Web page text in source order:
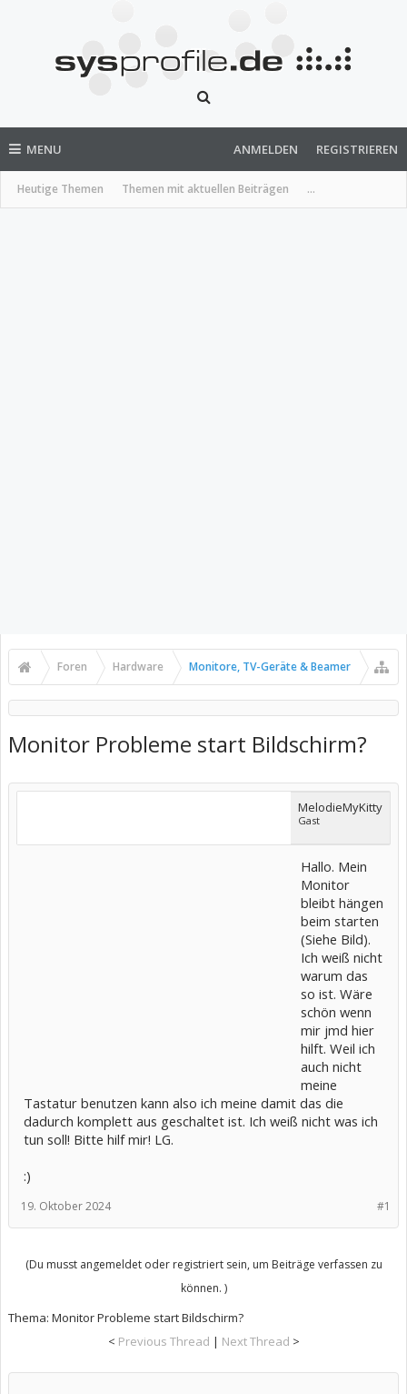
MENU
Heutige Themen Themen mit aktuellen Beiträgen ...
ANMELDEN REGISTRIEREN
Foren Hardware Monitore, TV-Geräte & Beamer
Monitor Probleme start Bildschirm?
MelodieMyKitty
Gast
Hallo. Mein
Monitor
bleibt hängen
beim starten
(Siehe Bild).
Ich weiß nicht
warum das
so ist. Wäre
schön wenn
mir jmd hier
hilft. Weil ich
auch nicht
meine
Tastatur benutzen kann also ich meine damit das die
dadurch komplett aus geschaltet ist. Ich weiß nicht was ich
tun soll! Bitte hilf mir! LG.
:)
#1
19. Oktober 2024
(Du musst angemeldet oder registriert sein, um Beiträge verfassen zu
können. )
Thema: Monitor Probleme start Bildschirm?
< Previous Thread | Next Thread >